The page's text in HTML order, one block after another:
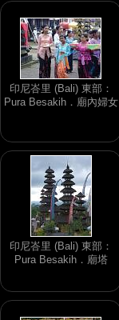
印尼峇里 (Bali) 東部：
Pura Besakih．廟內婦女
印尼峇里 (Bali) 東部：
Pura Besakih．廟塔